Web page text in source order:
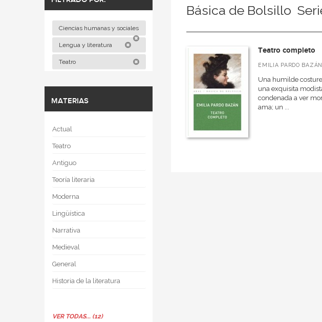
Ciencias humanas y sociales
Lengua y literatura
Teatro
MATERIAS
Actual
Teatro
Antiguo
Teoría literaria
Moderna
Lingüística
Narrativa
Medieval
General
Historia de la literatura
VER TODAS... (12)
Básica de Bolsillo 
Teatro completo
EMILIA PARDO BAZÁN
Una humilde
una exquisita
condenada a ver
ama; un ...